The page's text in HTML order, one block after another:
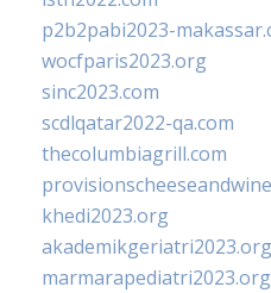
p2b2pabi2023-
wocfparis2023.org
sinc2023.com
scdlqatar2022-qa.com
thecolumbiagrill.com
khedi2023.org
akademikgeriatri2023.org
marmarapediatri2023.org